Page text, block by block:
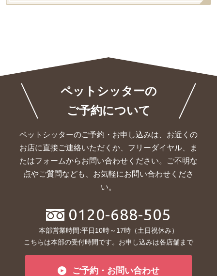
ペットシッターの
ご予約について
ペットシッターのご予約・お申し込みは、お近くの
お店に直接ご連絡いただくか、 フリーダイヤル、ま
たはフォームからお問い合わせください。ご不明な
点やご質問なども、お気軽にお問い合わせくださ
い。
0120-688-505
本部営業時間:平日10時～17時（土日祝休み）
こちらは本部の受付時間です。お申し込みは各店舗まで
ご予約・お問い合わせ